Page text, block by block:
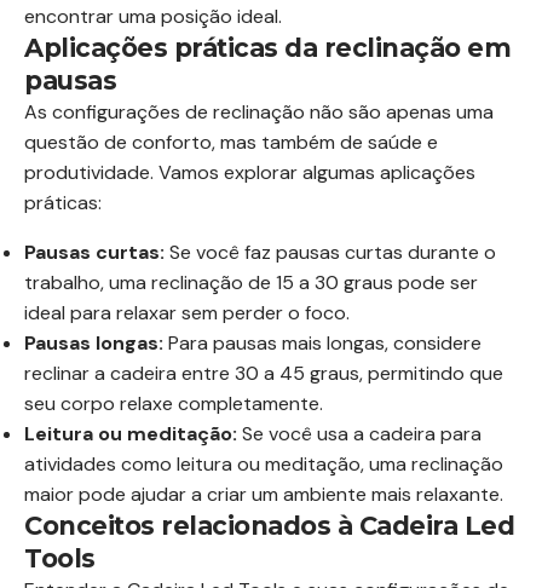
encontrar uma posição ideal.
Aplicações práticas da reclinação em
pausas
As configurações de reclinação não são apenas uma
questão de conforto, mas também de saúde e
produtividade. Vamos explorar algumas aplicações
práticas:
Pausas curtas: Se você faz pausas curtas durante o
trabalho, uma reclinação de 15 a 30 graus pode ser
ideal para relaxar sem perder o foco.
Pausas longas: Para pausas mais longas, considere
reclinar a cadeira entre 30 a 45 graus, permitindo que
seu corpo relaxe completamente.
Leitura ou meditação: Se você usa a cadeira para
atividades como leitura ou meditação, uma reclinação
maior pode ajudar a criar um ambiente mais relaxante.
Conceitos relacionados à Cadeira Led
Tools